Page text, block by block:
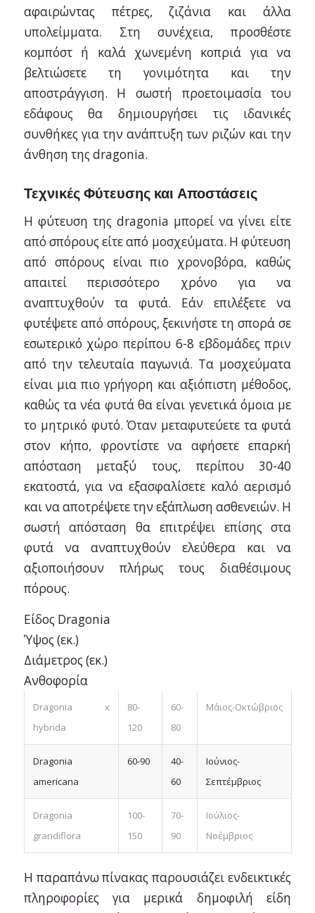
αφαιρώντας πέτρες, ζιζάνια και άλλα
υπολείμματα. Στη συνέχεια, προσθέστε
κομπόστ ή καλά χωνεμένη κοπριά για να
βελτιώσετε τη γονιμότητα και την
αποστράγγιση. Η σωστή προετοιμασία του
εδάφους θα δημιουργήσει τις ιδανικές
συνθήκες για την ανάπτυξη των ριζών και την
άνθηση της dragonia.
Τεχνικές Φύτευσης και Αποστάσεις
Η φύτευση της dragonia μπορεί να γίνει είτε
από σπόρους είτε από μοσχεύματα. Η φύτευση
από σπόρους είναι πιο χρονοβόρα, καθώς
απαιτεί περισσότερο χρόνο για να
αναπτυχθούν τα φυτά. Εάν επιλέξετε να
φυτέψετε από σπόρους, ξεκινήστε τη σπορά σε
εσωτερικό χώρο περίπου 6-8 εβδομάδες πριν
από την τελευταία παγωνιά. Τα μοσχεύματα
είναι μια πιο γρήγορη και αξιόπιστη μέθοδος,
καθώς τα νέα φυτά θα είναι γενετικά όμοια με
το μητρικό φυτό. Όταν μεταφυτεύετε τα φυτά
στον κήπο, φροντίστε να αφήσετε επαρκή
απόσταση μεταξύ τους, περίπου 30-40
εκατοστά, για να εξασφαλίσετε καλό αερισμό
και να αποτρέψετε την εξάπλωση ασθενειών. Η
σωστή απόσταση θα επιτρέψει επίσης στα
φυτά να αναπτυχθούν ελεύθερα και να
αξιοποιήσουν πλήρως τους διαθέσιμους
πόρους.
Είδος Dragonia
Ύψος (εκ.)
Διάμετρος (εκ.)
Ανθοφορία
Dragonia x
hybrida
80-
120
60-
80
Μάιος-Οκτώβριος
Dragonia
americana
60-90
40-
60
Ιούνιος-
Σεπτέμβριος
Dragonia
grandiflora
100-
150
70-
90
Ιούλιος-
Νοέμβριος
Η παραπάνω πίνακας παρουσιάζει ενδεικτικές
πληροφορίες για μερικά δημοφιλή είδη